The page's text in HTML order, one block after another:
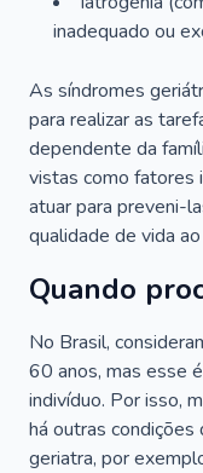
inadequado ou
As síndromes
para realizar as
dependente da
vistas como fatores
atuar para preveni-
qualidade de vida
Quando
No Brasil,
60 anos, mas esse
indivíduo. Por isso,
há outras condições
geriatra, por